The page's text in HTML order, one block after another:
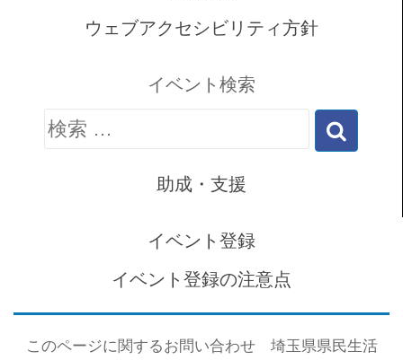
ウェブアクセシビリティ方針
イベント検索
検
助成・支援
イベント登録
イベント登録の注意点
このページに関するお問い合わせ 埼玉県県民生活